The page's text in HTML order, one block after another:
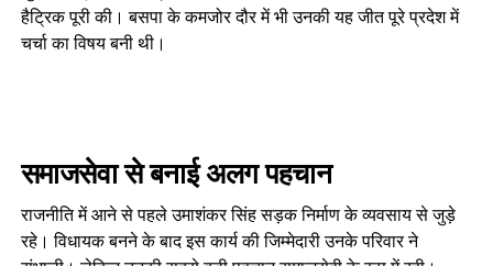
हैट्रिक पूरी की। बसपा के कमजोर दौर में भी उनकी यह जीत पूरे प्रदेश में
चर्चा का विषय बनी थी।
समाजसेवा से बनाई अलग पहचान
राजनीति में आने से पहले उमाशंकर सिंह सड़क निर्माण के व्यवसाय से जुड़े
रहे। विधायक बनने के बाद इस कार्य की जिम्मेदारी उनके परिवार ने